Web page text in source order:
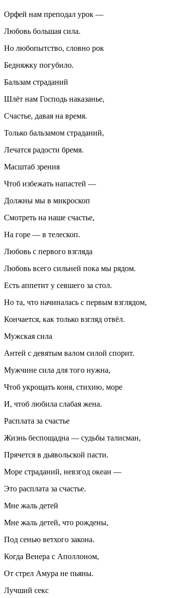
Орфей нам преподал урок —
Любовь большая сила.
Но любопытство, словно рок
Бедняжку погубило.
Бальзам страданий
Шлёт нам Господь наказанье,
Счастье, давая на время.
Только бальзамом страданий,
Лечатся радости бремя.
Масштаб зрения
Чтоб избежать напастей —
Должны мы в микроскоп
Смотреть на наше счастье,
На горе — в телескоп.
Любовь с первого взгляда
Любовь всего сильней пока мы рядом.
Есть аппетит у севшего за стол.
Но та, что начиналась с первым взглядом,
Кончается, как только взгляд отвёл.
Мужская сила
Антей с девятым валом силой спорит.
Мужчине сила для того нужна,
Чтоб укрощать коня, стихию, море
И, чтоб любила слабая жена.
Расплата за счастье
Жизнь беспощадна — судьбы талисман,
Прячется в дьявольской пасти.
Море страданий, невзгод океан —
Это расплата за счастье.
Мне жаль детей
Мне жаль детей, что рождены,
Под сенью ветхого закона.
Когда Венера с Аполлоном,
От стрел Амура не пьяны.
Лучший секс